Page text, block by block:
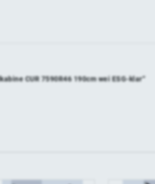
CUR 7590R46 190cm wei ESG-klar“